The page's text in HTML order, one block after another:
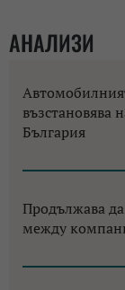
АНАЛИЗИ
възстановява
България
Продължава
между